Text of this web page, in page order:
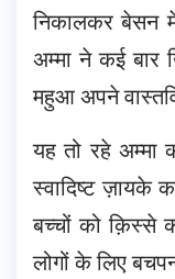
निकालकर बेसन
अम्मा ने कई बार
महुआ अपने
यह तो रहे
स्वादिष्ट ज़ायके
बच्चों को क़िस्से
लोगों के लिए